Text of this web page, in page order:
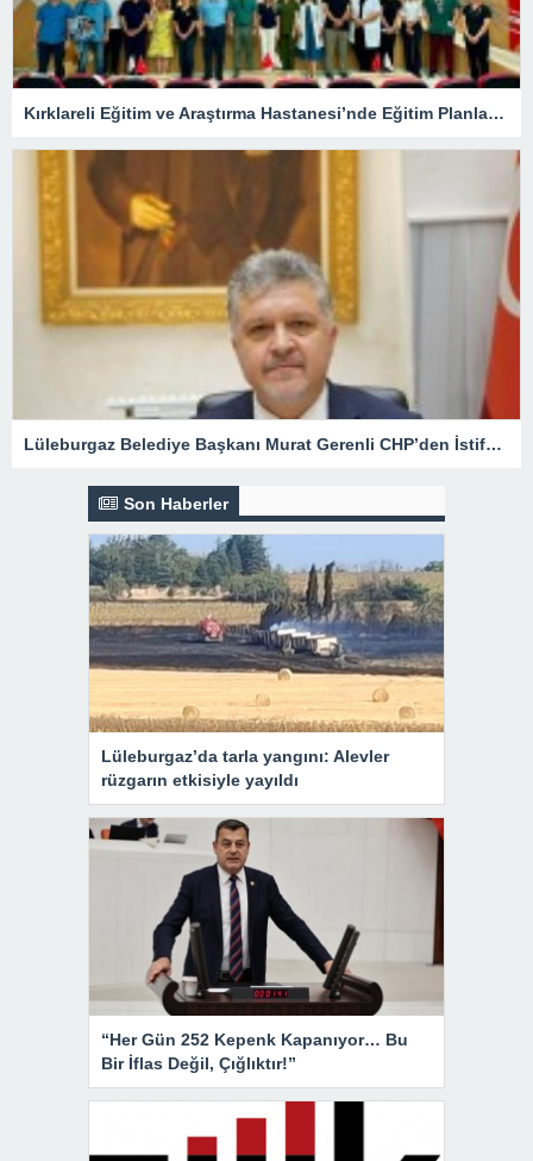
Kırklareli Eğitim ve Araştırma Hastanesi’nde Eğitim Planlaması Masaya Yatırıldı
Lüleburgaz Belediye Başkanı Murat Gerenli CHP’den İstifa Etti
Son Haberler
Lüleburgaz’da tarla yangını: Alevler
rüzgarın etkisiyle yayıldı
“Her Gün 252 Kepenk Kapanıyor… Bu
Bir İflas Değil, Çığlıktır!”